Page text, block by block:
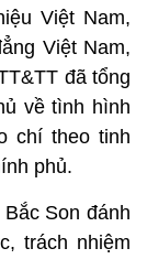
Việt Nam,
Việt Nam,
đã tổng
về tình hình
chí theo tinh
phủ.
Son đánh
trách nhiệm